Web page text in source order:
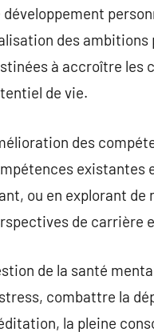
développement
des ambitions
à accroître les
de vie.
des
existantes
ou en explorant
de carrière
de la santé
combattre la
la pleine